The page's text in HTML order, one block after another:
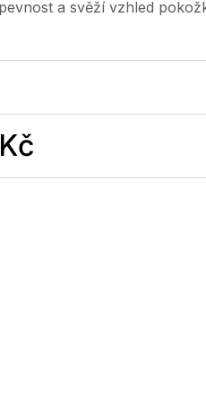
a svěží vzhled